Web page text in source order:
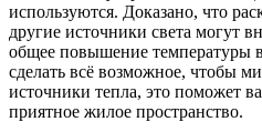
используются. Доказано, что
другие источники света могут
общее повышение температуры
сделать всё возможное, чтобы
источники тепла, это поможет
приятное жилое пространство.